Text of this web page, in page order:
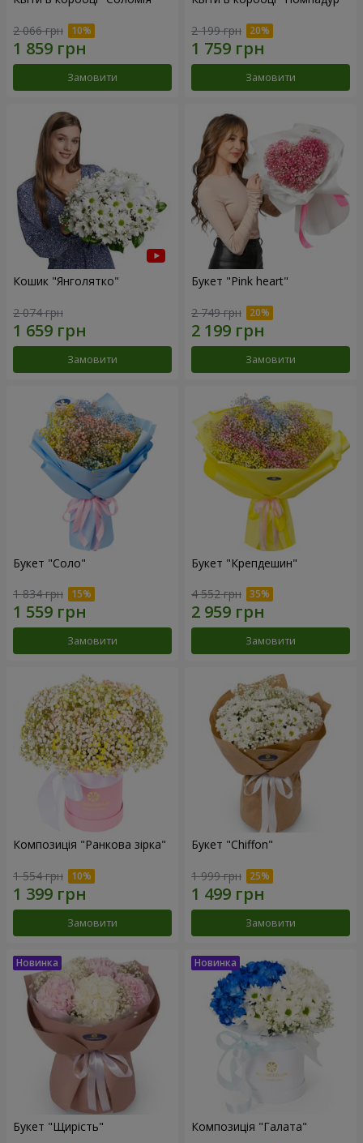
2 066 грн
Замовити
2 199 грн
Замовити
Кошик "Янголятко"
2 074 грн
Замовити
Букет "Pink heart"
2 749 грн
Замовити
Букет "Соло"
1 834 грн
Замовити
Букет "Крепдешин"
4 552 грн
Замовити
Композиція "Ранкова зірка"
1 554 грн
Замовити
Букет "Chiffon"
1 999 грн
Замовити
Букет "Щирість" Композиція "Галата"